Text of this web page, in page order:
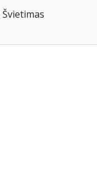
Švietimas